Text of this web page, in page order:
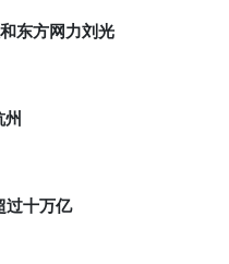
东方网力刘光
州
过十万亿